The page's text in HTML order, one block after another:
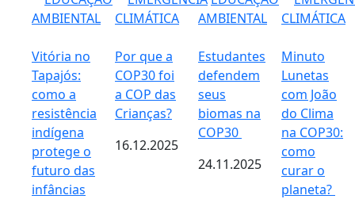
AMBIENTAL
Vitória no
Tapajós:
como a
resistência
indígena
protege o
futuro das
infâncias
CLIMÁTICA
Por que a
COP30 foi
a COP das
Crianças?
16.12.2025
AMBIENTAL
Estudantes
defendem
seus
biomas na
COP30
24.11.2025
CLIMÁTICA
Minuto
Lunetas
com João
do Clima
na COP30:
como
curar o
planeta?